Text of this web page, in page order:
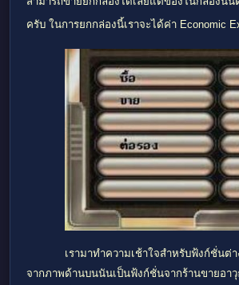
ครับ ในการยกกล่องนี้เราจะได้ค่า Economic
เรามาทำความเช้าใจสำหรับฟ้งก์ชั่นต่
จากภาพด้านบนนันเป็นฟ้งก์ชั่นจากร้านขายอา